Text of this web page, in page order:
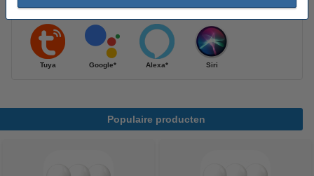
Tuya Google* Alexa* Siri
Populaire producten